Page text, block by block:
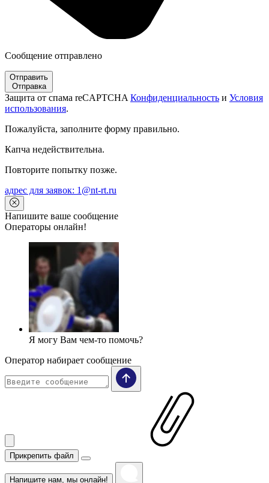
Сообщение отправлено
Отправить
Отправка
Защита от спама reCAPTCHA Конфиденциальность и Условия
использования.
Пожалуйста, заполните форму правильно.
Капча недействительна.
Повторите попытку позже.
адрес для заявок: 1@nt-rt.ru
Напишите ваше сообщение
Операторы онлайн!
Я могу Вам чем-то помочь?
Оператор набирает сообщение
Прикрепить файл
Напишите нам, мы онлайн!